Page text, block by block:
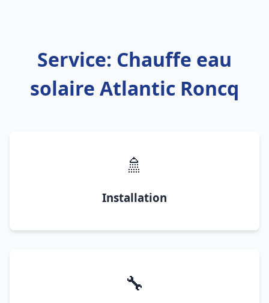
Service: Chauffe eau
solaire Atlantic Roncq
🚿
Installation
🔧